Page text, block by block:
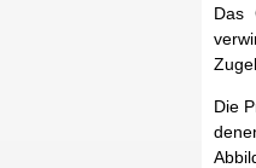
Das
Die